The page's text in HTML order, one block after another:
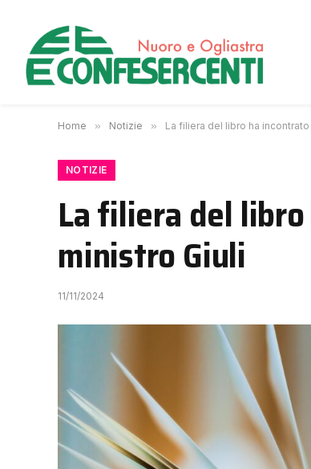
Home » Notizie » La filiera del libro ha
NOTIZIE
La filiera del
ministro Giuli
11/11/2024